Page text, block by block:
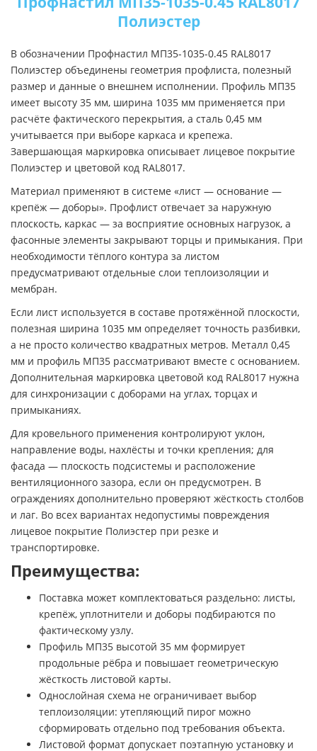
Полиэстер
В обозначении Профнастил МП35-1035-0.45 RAL8017
Полиэстер объединены геометрия профлиста, полезный
размер и данные о внешнем исполнении. Профиль МП35
имеет высоту 35 мм, ширина 1035 мм применяется при
расчёте фактического перекрытия, а сталь 0,45 мм
учитывается при выборе каркаса и крепежа.
Завершающая маркировка описывает лицевое покрытие
Полиэстер и цветовой код RAL8017.
Материал применяют в системе «лист — основание —
крепёж — доборы». Профлист отвечает за наружную
плоскость, каркас — за восприятие основных нагрузок, а
фасонные элементы закрывают торцы и примыкания. При
необходимости тёплого контура за листом
предусматривают отдельные слои теплоизоляции и
мембран.
Если лист используется в составе протяжённой плоскости,
полезная ширина 1035 мм определяет точность разбивки,
а не просто количество квадратных метров. Металл 0,45
мм и профиль МП35 рассматривают вместе с основанием.
Дополнительная маркировка цветовой код RAL8017 нужна
для синхронизации с доборами на углах, торцах и
примыканиях.
Для кровельного применения контролируют уклон,
направление воды, нахлёсты и точки крепления; для
фасада — плоскость подсистемы и расположение
вентиляционного зазора, если он предусмотрен. В
ограждениях дополнительно проверяют жёсткость столбов
и лаг. Во всех вариантах недопустимы повреждения
лицевое покрытие Полиэстер при резке и
транспортировке.
Преимущества:
Поставка может комплектоваться раздельно: листы,
крепёж, уплотнители и доборы подбираются по
фактическому узлу.
Профиль МП35 высотой 35 мм формирует
продольные рёбра и повышает геометрическую
жёсткость листовой карты.
Однослойная схема не ограничивает выбор
теплоизоляции: утепляющий пирог можно
сформировать отдельно под требования объекта.
Листовой формат допускает поэтапную установку и